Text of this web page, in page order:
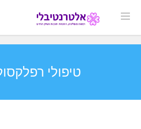
טיפולי